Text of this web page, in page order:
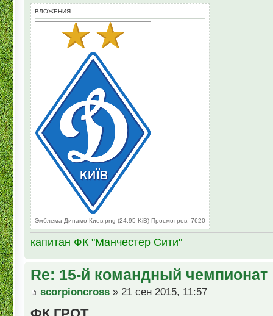
ВЛОЖЕНИЯ
Эмблема Динамо Киев.png (24.95 KiB) Просмотров: 7620
капитан ФК "Манчестер Сити"
Re: 15-й командный чемпионат
scorpioncross » 21 сен 2015, 11:57